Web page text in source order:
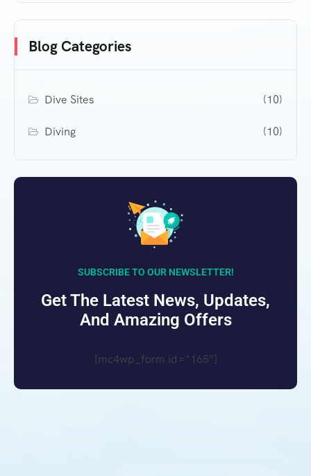
Blog Categories
Dive Sites (10)
Diving (10)
SUBSCRIBE TO OUR NEWSLETTER!
Get The Latest News, Updates,
And Amazing Offers
[mc4wp_form id="165"]